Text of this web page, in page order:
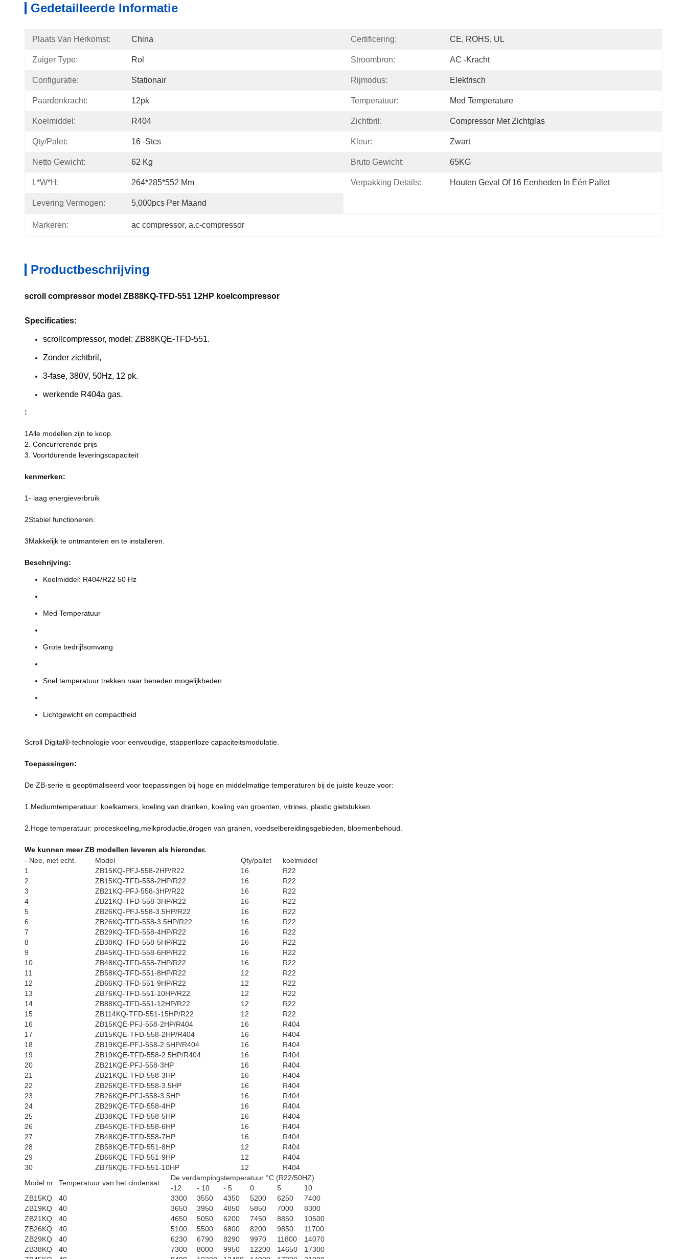
Gedetailleerde Informatie
Plaats Van Herkomst: China Certificering: CE, ROHS, UL
Zuiger Type: Rol Stroombron: AC -kracht
Configuratie: Stationair Rijmodus: Elektrisch
Paardenkracht: 12pk Temperatuur: Med Temperature
Koelmiddel: R404 Zichtbril: Compressor Met Zichtglas
Qty/palet: 16 -stcs Kleur: Zwart
Netto Gewicht: 62 Kg Bruto Gewicht: 65KG
L*w*h: 264*285*552 Mm Verpakking Details: Houten Geval Of 16 Eenheden In Één Pallet
Levering Vermogen: 5,000pcs Per Maand
Markeren: ac compressor, a.c-compressor
Productbeschrijving
scroll compressor model ZB88KQ-TFD-551 12HP koelcompressor
Specificaties:
scrollcompressor, model: ZB88KQE-TFD-551.
Zonder zichtbril,
3-fase, 380V, 50Hz, 12 pk.
werkende R404a gas.
:
1Alle modellen zijn te koop.
2. Concurrerende prijs
3. Voortdurende leveringscapaciteit
kenmerken:
1- laag energieverbruik
2Stabiel functioneren.
3Makkelijk te ontmantelen en te installeren.
Beschrijving:
Koelmiddel: R404/R22 50 Hz
Med Temperatuur
Grote bedrijfsomvang
Snel temperatuur trekken naar beneden mogelijkheden
Lichtgewicht en compactheid
Scroll Digital®-technologie voor eenvoudige, stappenloze capaciteitsmodulatie.
Toepassingen:
De ZB-serie is geoptimaliseerd voor toepassingen bij hoge en middelmatige temperaturen bij de juiste keuze voor:
1.Mediumtemperatuur: koelkamers, koeling van dranken, koeling van groenten, vitrines, plastic gietstukken.
2.Hoge temperatuur: proceskoeling,melkproductie,drogen van granen, voedselbereidingsgebieden, bloemenbehoud.
We kunnen meer ZB modellen leveren als hieronder.
- Nee, niet echt.
Model Qty/pallet
koelmiddel
1
ZB15KQ-PFJ-558-2HP/R22 16
R22
2
ZB15KQ-TFD-558-2HP/R22 16
R22
3
ZB21KQ-PFJ-558-3HP/R22 16
R22
4
ZB21KQ-TFD-558-3HP/R22 16
R22
5
ZB26KQ-PFJ-558-3.5HP/R22 16
R22
6
ZB26KQ-TFD-558-3.5HP/R22 16
R22
7
ZB29KQ-TFD-558-4HP/R22 16
R22
8
ZB38KQ-TFD-558-5HP/R22 16
R22
9
ZB45KQ-TFD-558-6HP/R22 16
R22
10
ZB48KQ-TFD-558-7HP/R22 16
R22
11
ZB58KQ-TFD-551-8HP/R22 12
R22
12
ZB66KQ-TFD-551-9HP/R22 12
R22
13
ZB76KQ-TFD-551-10HP/R22 12
R22
14
ZB88KQ-TFD-551-12HP/R22 12
R22
15
ZB114KQ-TFD-551-15HP/R22 12
R22
16
ZB15KQE-PFJ-558-2HP/R404 16
R404
17
ZB15KQE-TFD-558-2HP/R404 16
R404
18
ZB19KQE-PFJ-558-2.5HP/R404 16
R404
19
ZB19KQE-TFD-558-2.5HP/R404 16
R404
20
ZB21KQE-PFJ-558-3HP 16
R404
21
ZB21KQE-TFD-558-3HP 16
R404
22
ZB26KQE-TFD-558-3.5HP 16
R404
23
ZB26KQE-PFJ-558-3.5HP 16
R404
24
ZB29KQE-TFD-558-4HP 16
R404
25
ZB38KQE-TFD-558-5HP 16
R404
26
ZB45KQE-TFD-558-6HP 16
R404
27
ZB48KQE-TFD-558-7HP 16
R404
28
ZB58KQE-TFD-551-8HP 12
R404
29
ZB66KQE-TFD-551-9HP 12
R404
30
ZB76KQE-TFD-551-10HP 12
R404
Model nr.
Temperatuur van het cindensat
De verdampingstemperatuur °C (R22/50HZ)
-12
- 10 - 5 0 5
10
ZB15KQ
40 3300 3550 4350 5200 6250
7400
ZB19KQ
40 3650 3950 4850 5850 7000
8300
ZB21KQ
40 4650 5050 6200 7450 8850
10500
ZB26KQ
40 5100 5500 6800 8200 9850
11700
ZB29KQ
40 6230 6790 8290 9970 11800
14070
ZB38KQ
40 7300 8000 9950 12200 14650
17300